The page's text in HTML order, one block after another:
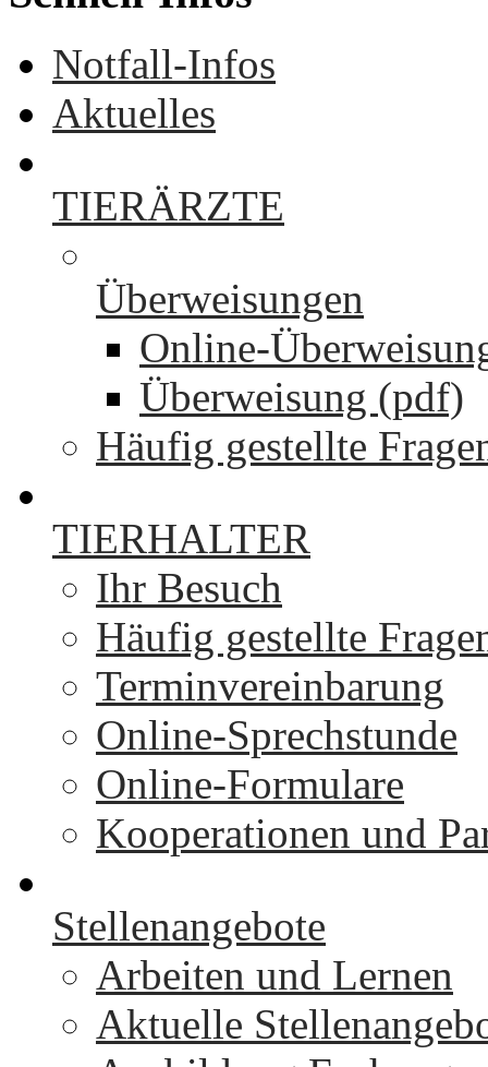
Notfall-Infos
Aktuelles
TIERÄRZTE
Überweisungen
Online-
Überweisung (pdf)
Häufig gestellte
TIERHALTER
Ihr Besuch
Häufig gestellte
Terminvereinbarung
Online-Sprechstunde
Online-Formulare
Kooperationen und
Stellenangebote
Arbeiten und Lernen
Aktuelle